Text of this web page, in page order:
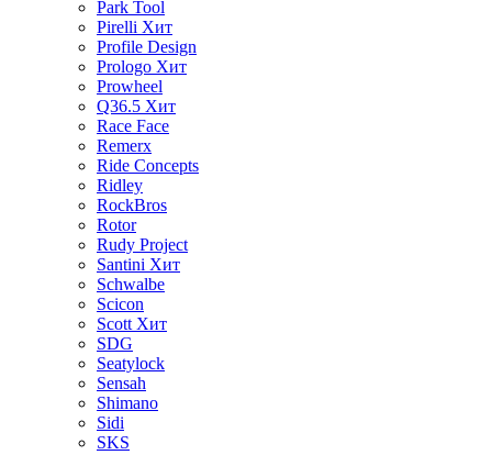
Park Tool
Pirelli Хит
Profile Design
Prologo Хит
Prowheel
Q36.5 Хит
Race Face
Remerx
Ride Concepts
Ridley
RockBros
Rotor
Rudy Project
Santini Хит
Schwalbe
Scicon
Scott Хит
SDG
Seatylock
Sensah
Shimano
Sidi
SKS